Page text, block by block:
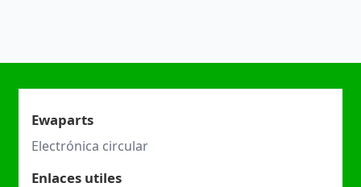
Ewaparts
Electrónica circular
Enlaces utiles